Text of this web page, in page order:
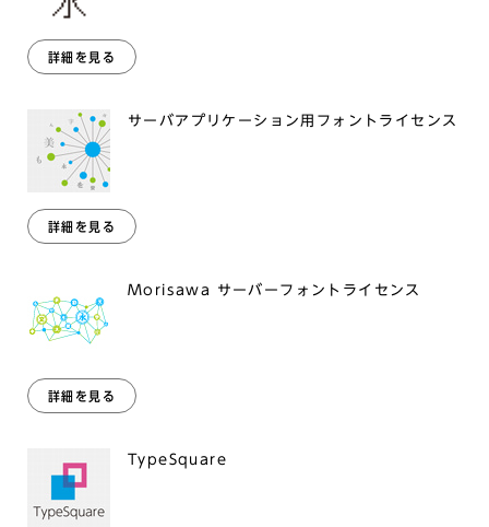
詳細を見る
サーバアプリケーション用フォントライセンス
詳細を見る
Morisawa サーバーフォントライセンス
詳細を見る
TypeSquare